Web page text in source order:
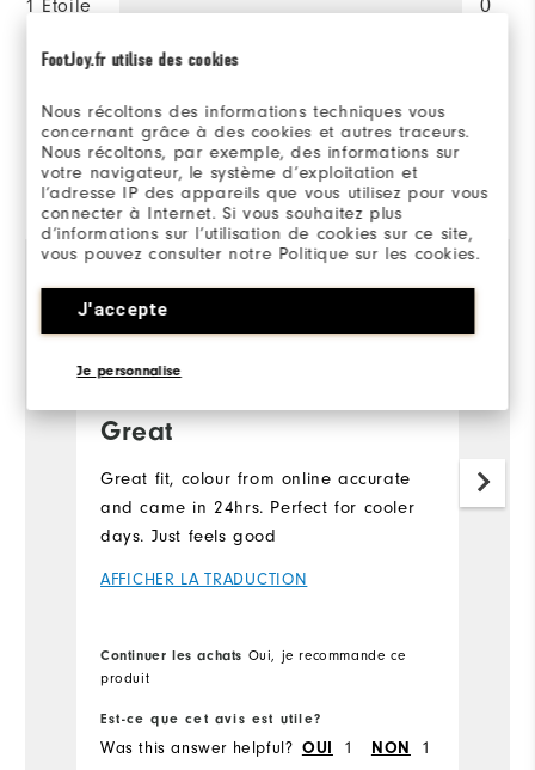
FootJoy.fr utilise des cookies
Nous récoltons des informations techniques vous
concernant grâce à des cookies et autres traceurs.
Nous récoltons, par exemple, des informations sur
votre navigateur, le système d’exploitation et
l’adresse IP des appareils que vous utilisez pour vous
connecter à Internet. Si vous souhaitez plus
d’informations sur l’utilisation de cookies sur ce site,
vous pouvez consulter notre Politique sur les cookies.
J'accepte
Je personnalise
1 Etoile 0
100%
Evalué par 1 client
View All
Great
Andy
Acheteur Vérifié
Great fit, colour from online accurate
and came in 24hrs. Perfect for cooler
days. Just feels good
AFFICHER LA TRADUCTION
Continuer les achats Oui, je recommande ce
produit
Est-ce que cet avis est utile?
Was this answer helpful? OUI 1 NON 1